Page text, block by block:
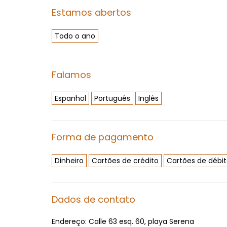
Estamos abertos
Todo o ano
Falamos
Espanhol Português Inglês
Forma de pagamento
Dinheiro Cartões de crédito Cartões de
Dados de contato
Endereço: Calle 63 esq. 60, playa Serena